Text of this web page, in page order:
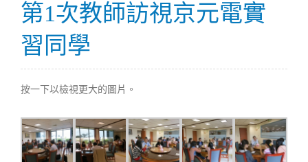
第1次教師訪視京元電實
習同學
按一下以檢視更大的圖片。